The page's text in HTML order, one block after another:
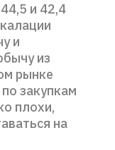
и 42,4
и
из
рынке
закупкам
плохи,
на